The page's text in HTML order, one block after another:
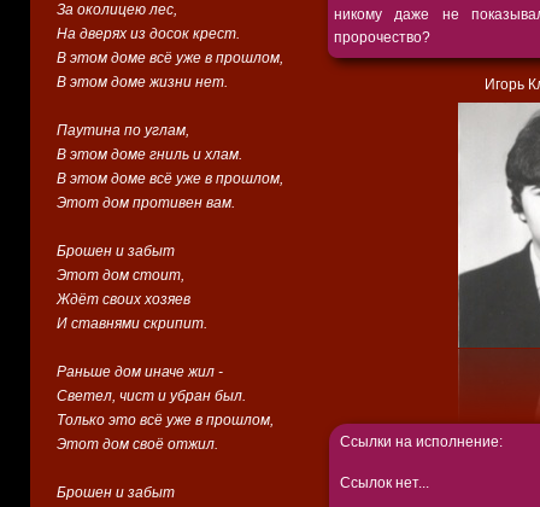
никому даже не
пророчество?
За околицею лес,
На дверях из досок крест.
В этом доме всё уже в прошлом,
В этом доме жизни нет.
Паутина по углам,
В этом доме гниль и хлам.
В этом доме всё уже в прошлом,
Этот дом противен вам.
Брошен и забыт
Этот дом стоит,
Ждёт своих хозяев
И ставнями скрипит.
Раньше дом иначе жил -
Светел, чист и убран был.
Только это всё уже в прошлом,
Этот дом своё отжил.
Брошен и забыт
Игорь
Ссылки на исполнение:
Ссылок нет...